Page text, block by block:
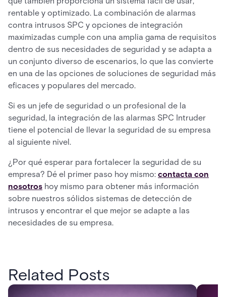
rentable y optimizado. La combinación de alarmas
contra intrusos SPC y opciones de integración
maximizadas cumple con una amplia gama de requisitos
dentro de sus necesidades de seguridad y se adapta a
un conjunto diverso de escenarios, lo que las convierte
en una de las opciones de soluciones de seguridad más
eficaces y populares del mercado.
Si es un jefe de seguridad o un profesional de la
seguridad, la integración de las alarmas SPC Intruder
tiene el potencial de llevar la seguridad de su empresa
al siguiente nivel.
¿Por qué esperar para fortalecer la seguridad de su
empresa? Dé el primer paso hoy mismo: contacta con
nosotros hoy mismo para obtener más información
sobre nuestros sólidos sistemas de detección de
intrusos y encontrar el que mejor se adapte a las
necesidades de su empresa.
Related Posts